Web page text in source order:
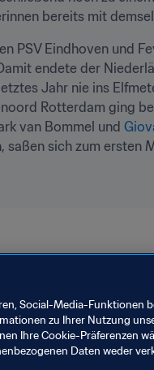
bereits mit
PSV Eindhoven und
endete der
Jahr nie ins
Rotterdam ging
van Bommel und
saßen sich zum ersten
Social-Media-Funktionen
zu Ihrer Nutzung
Ihre Cookie-Präferenzen
Daten weder